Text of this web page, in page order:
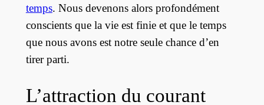
temps. Nous devenons alors profondément
conscients que la vie est finie et que le temps
que nous avons est notre seule chance d’en
tirer parti.
L’attraction du courant